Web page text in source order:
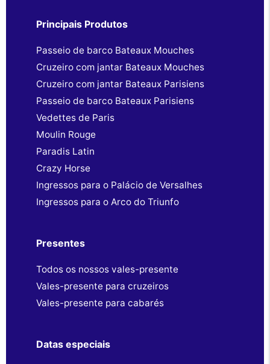
Principais Produtos
Passeio de barco Bateaux Mouches
Cruzeiro com jantar Bateaux Mouches
Cruzeiro com jantar Bateaux Parisiens
Passeio de barco Bateaux Parisiens
Vedettes de Paris
Moulin Rouge
Paradis Latin
Crazy Horse
Ingressos para o Palácio de Versalhes
Ingressos para o Arco do Triunfo
Presentes
Todos os nossos vales-presente
Vales-presente para cruzeiros
Vales-presente para cabarés
Datas especiais